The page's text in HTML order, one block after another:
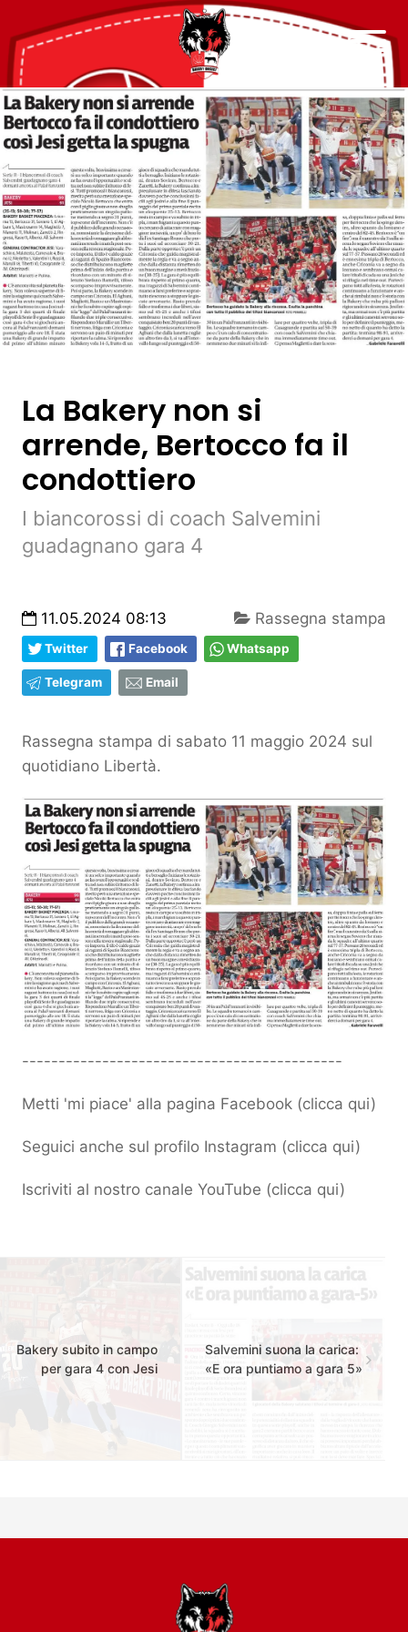
La Bakery non si
arrende, Bertocco fa il
condottiero
I biancorossi di coach Salvemini
guadagnano gara 4
11.05.2024 08:13 Rassegna stampa
Twitter Facebook Whatsapp
Telegram Email
Rassegna stampa di sabato 11 maggio 2024 sul
quotidiano Libertà.
--------------------------------------------
Metti 'mi piace' alla pagina Facebook (clicca qui)
Seguici anche sul profilo Instagram (clicca qui)
Iscriviti al nostro canale YouTube (clicca qui)
Bakery subito in campo
per gara 4 con Jesi
Salvemini suona la carica:
«E ora puntiamo a gara 5»